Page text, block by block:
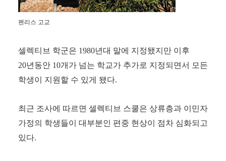
펜리스 고교
셀렉티브 학군은 1980년대 말에 지정됐지만 이후
20년동안 10개가 넘는 학교가 추가로 지정되면서 모든
학생이 지원할 수 있게 됐다.
최근 조사에 따르면 셀렉티브 스쿨은 상류층과 이민자
가정의 학생들이 대부분인 편중 현상이 점차 심화되고
있다.